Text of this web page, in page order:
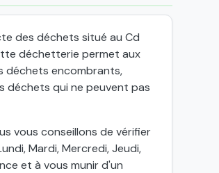
des déchets situé au Cd
déchetterie permet aux
déchets encombrants,
déchets qui ne peuvent pas
vous conseillons de vérifier
Mardi, Mercredi, Jeudi,
et à vous munir d'un